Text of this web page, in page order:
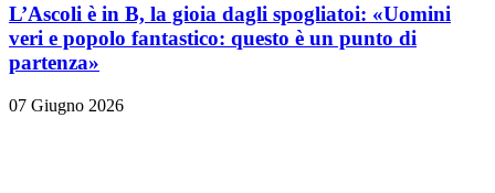
L’Ascoli è in B, la gioia dagli spogliatoi: «Uomini
veri e popolo fantastico: questo è un punto di
partenza»
07 Giugno 2026